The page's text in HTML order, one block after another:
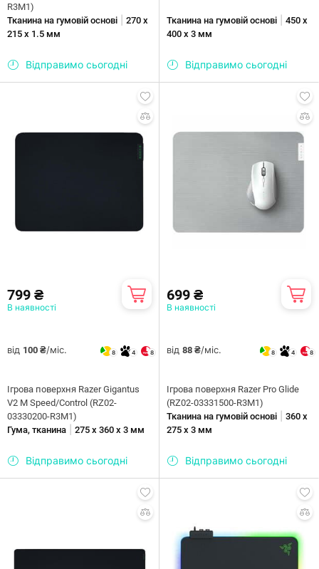
R3M1)
Тканина на гумовій основі
270 х
215 х 1.5 мм
Відправимо сьогодні
Тканина на гумовій основі
450 x
400 х 3 мм
Відправимо сьогодні
799 ₴
В наявності
від 100 ₴/міс. 8 4 8
Ігрова поверхня Razer Gigantus
V2 M Speed/Control (RZ02-
03330200-R3M1)
Гума, тканина
275 х 360 х 3 мм
Відправимо сьогодні
699 ₴
В наявності
від 88 ₴/міс. 8 4 8
Ігрова поверхня Razer Pro Glide
(RZ02-03331500-R3M1)
Тканина на гумовій основі
360 x
275 x 3 мм
Відправимо сьогодні